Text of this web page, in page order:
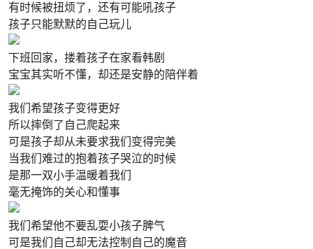
有时候被扭烦了，还有可能吼孩子
孩子只能默默的自己玩儿
下班回家，搂着孩子在家看韩剧
宝宝其实听不懂，却还是安静的陪伴着
我们希望孩子变得更好
所以摔倒了自己爬起来
可是孩子却从未要求我们变得完美
当我们难过的抱着孩子哭泣的时候
是那一双小手温暖着我们
毫无掩饰的关心和懂事
我们希望他不要乱耍小孩子脾气
可是我们自己却无法控制自己的魔音